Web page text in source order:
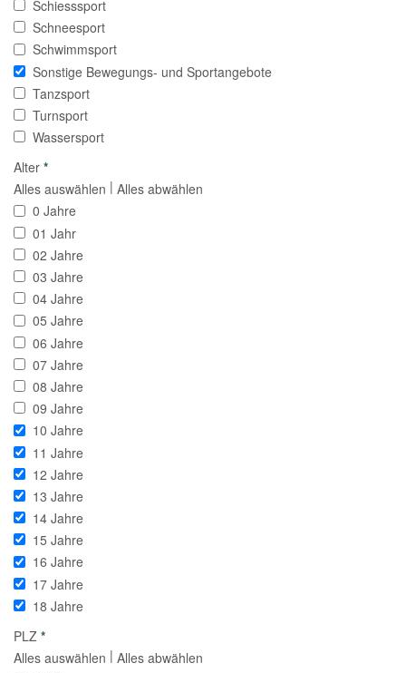
Schiesssport
Schneesport
Schwimmsport
Sonstige Bewegungs- und Sportangebote
Tanzsport
Turnsport
Wassersport
Alter *
Alles auswählen | Alles abwählen
0 Jahre
01 Jahr
02 Jahre
03 Jahre
04 Jahre
05 Jahre
06 Jahre
07 Jahre
08 Jahre
09 Jahre
10 Jahre
11 Jahre
12 Jahre
13 Jahre
14 Jahre
15 Jahre
16 Jahre
17 Jahre
18 Jahre
PLZ *
Alles auswählen | Alles abwählen